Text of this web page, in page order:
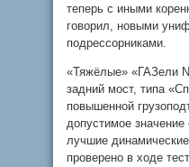
теперь с иными
говорил, новыми
подрессорниками.
«Тяжёлые» «ГАЗели
задний мост, типа
повышенной
допустимое значение
лучшие
проверено в ходе